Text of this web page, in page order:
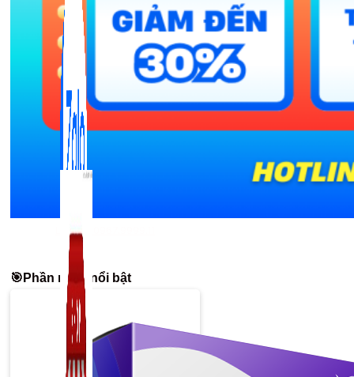
Kiến Thức Website
309 bài viết
Liên hệ: 0967.9999.11
🎯Phần mềm nổi bật